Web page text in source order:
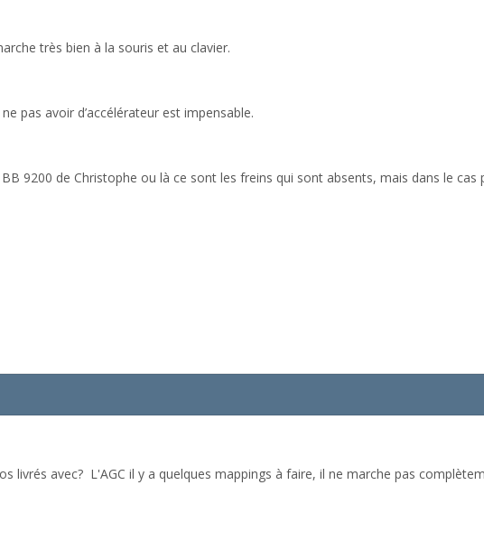
très bien à la souris et au clavier.
pas avoir d’accélérateur est impensable.
BB 9200 de Christophe ou là ce sont les freins qui sont absents, mais dans le cas
livrés avec? L'AGC il y a quelques mappings à faire, il ne marche pas